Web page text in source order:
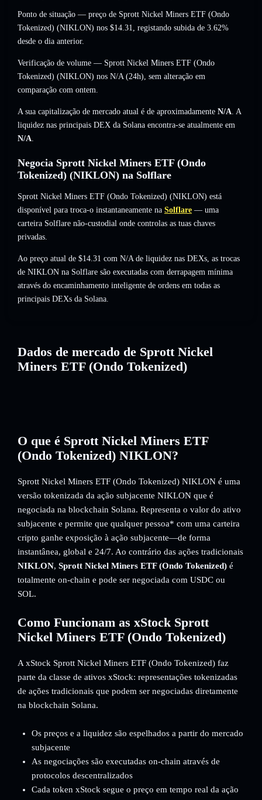
Ponto de situação — preço de Sprott Nickel Miners ETF (Ondo
Tokenized) (NIKLON) nos $14.31, registando subida de 3.62%
desde o dia anterior.
Verificação de volume — Sprott Nickel Miners ETF (Ondo
Tokenized) (NIKLON) nos N/A(24h), sem alteração em
comparação com ontem.
A sua capitalização de mercado atual é de aproximadamente N/A. A
liquidez nas principais DEX da Solana encontra-se atualmente em
N/A.
Negocia Sprott Nickel Miners ETF (Ondo
Tokenized) (NIKLON) na Solflare
Sprott Nickel Miners ETF (Ondo Tokenized) (NIKLON) está
disponível para troca-o instantaneamente na Solflare — uma
carteira Solflare não-custodial onde controlas as tuas chaves
privadas.
Ao preço atual de $14.31 com N/A de liquidez nas DEXs, as trocas
de NIKLON na Solflare são executadas com derrapagem mínima
através do encaminhamento inteligente de ordens em todas as
principais DEXs da Solana.
Dados de mercado de Sprott Nickel
Miners ETF (Ondo Tokenized)
O que é Sprott Nickel Miners ETF
(Ondo Tokenized) NIKLON?
Sprott Nickel Miners ETF (Ondo Tokenized) NIKLON é uma
versão tokenizada da ação subjacente NIKLON que é
negociada na blockchain Solana. Representa o valor do ativo
subjacente e permite que qualquer pessoa* com uma carteira
cripto ganhe exposição à ação subjacente—de forma
instantânea, global e 24/7. Ao contrário das ações tradicionais
NIKLON, Sprott Nickel Miners ETF (Ondo Tokenized) é
totalmente on-chain e pode ser negociada com USDC ou
SOL.
Como Funcionam as xStock Sprott
Nickel Miners ETF (Ondo Tokenized)
A xStock Sprott Nickel Miners ETF (Ondo Tokenized) faz
parte da classe de ativos xStock: representações tokenizadas
de ações tradicionais que podem ser negociadas diretamente
na blockchain Solana.
Os preços e a liquidez são espelhados a partir do mercado
subjacente
As negociações são executadas on-chain através de
protocolos descentralizados
Cada token xStock segue o preço em tempo real da ação